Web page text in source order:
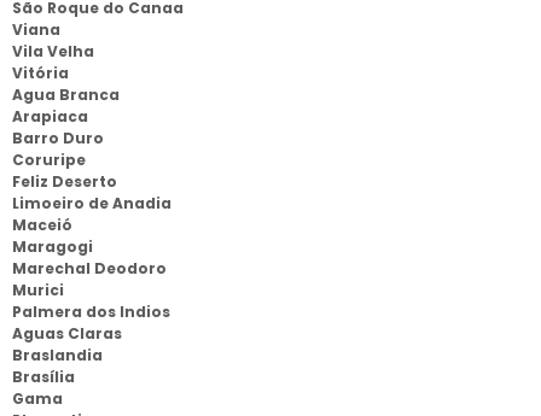
São Roque do Canaa
Viana
Vila Velha
Vitória
Agua Branca
Arapiaca
Barro Duro
Coruripe
Feliz Deserto
Limoeiro de Anadia
Maceió
Maragogi
Marechal Deodoro
Murici
Palmera dos Indios
Aguas Claras
Braslandia
Brasília
Gama